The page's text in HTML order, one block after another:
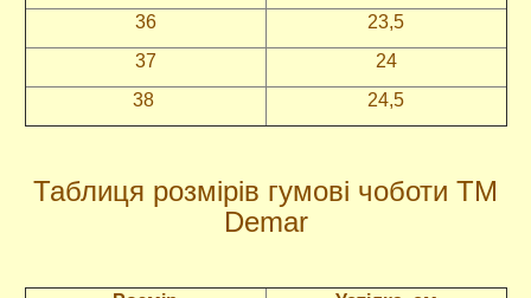
36
23,5
37
24
38
24,5
Таблиця розмірів гумові чоботи ТМ
Demar